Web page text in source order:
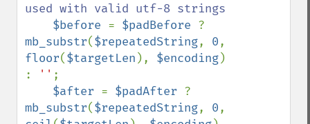
used with valid utf-8 strings
$before = $padBefore
mb_substr($repeatedString, 0
floor($targetLen ), $encoding)
:
'' ;
$after = $padAfter
mb_substr($repeatedString, 0